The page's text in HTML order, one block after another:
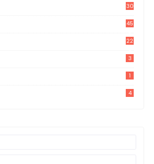
30
45
22
3
1
4